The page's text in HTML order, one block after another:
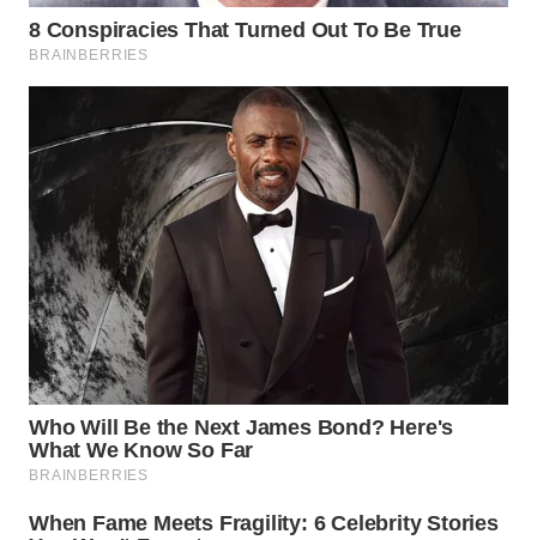
WN
SIMALUNGUN
LABUHANBATU
WN
TAPANULI
TENGAH
WN DELI
SERDANG
TEBING
TINGGI
WN